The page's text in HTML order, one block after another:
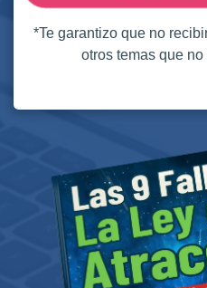
*Te garantizo que no
otros temas que